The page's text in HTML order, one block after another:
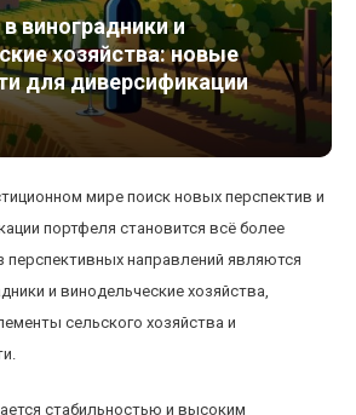
виноградники и
хозяйства: новые
для диверсификации
мире поиск новых перспектив и
портфеля становится всё более
перспективных направлений являются
и винодельческие хозяйства,
сельского хозяйства и
стабильностью и высоким